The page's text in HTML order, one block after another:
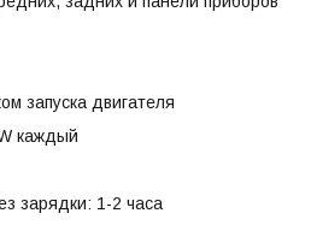
запуска двигателя
каждый
зарядки: 1-2 часа